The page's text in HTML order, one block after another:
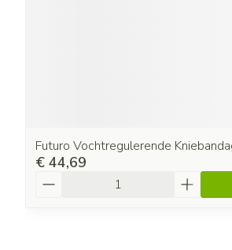
Futuro Vochtregulerende
€ 44,69